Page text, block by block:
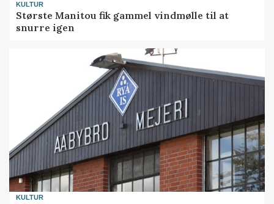
KULTUR
Største Manitou fik gammel vindmølle til at
snurre igen
KULTUR